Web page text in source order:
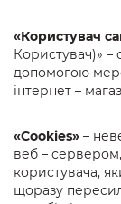
«Користувач
Користувач)» –
допомогою
інтернет –
«Cookies» –
веб –
користувача,
щоразу